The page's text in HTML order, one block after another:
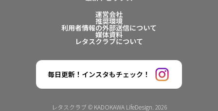
運営会社
推奨環境
利用者情報の外部送信について
媒体資料
レタスクラブについて
毎日更新！インスタもチェック！
レタスクラブ © KADOKAWA LifeDesign. 2026